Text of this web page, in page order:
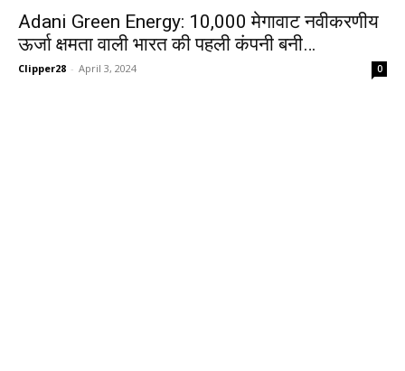
Adani Green Energy: 10,000 मेगावाट नवीकरणीय
ऊर्जा क्षमता वाली भारत की पहली कंपनी बनी…
Clipper28 - April 3, 2024 0